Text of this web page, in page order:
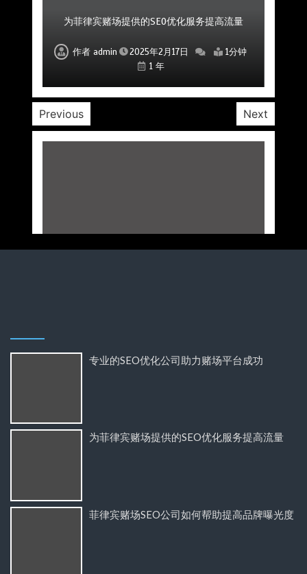
专业的SEO优化公司助力赌场平台成功
作者 admin 2025年2月17日
1分钟
1 年
为菲律宾赌场提供的SEO优化服务提高流量
作者 admin 2025年2月17日
1分钟
1 年
菲律宾赌场SEO公司如何帮助提高品牌曝光度
作者 admin 2025年2月17日
1分钟
1 年
提升菲律宾赌场SEO排名的优化服务
作者 admin 2025年2月17日
1分钟
1 年
菲律宾赌场公司如何通过社区互动提升用户粘性
作者 admin 2025年2月17日
1分钟
1 年
如何利用SEO提升菲律宾赌场的市场影响力
作者 admin 2025年2月17日
1分钟
1 年
专业SEO公司助力赌场品牌建设
作者 admin 2025年2月17日
1分钟
1 年
Previous Next
专业的SEO优化公司助力赌场平台成功
为菲律宾赌场提供的SEO优化服务提高流量
菲律宾赌场SEO公司如何帮助提高品牌曝光度